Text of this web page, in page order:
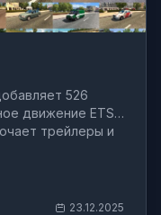
526
движение ETS2.
трейлеры и
23.12.2025